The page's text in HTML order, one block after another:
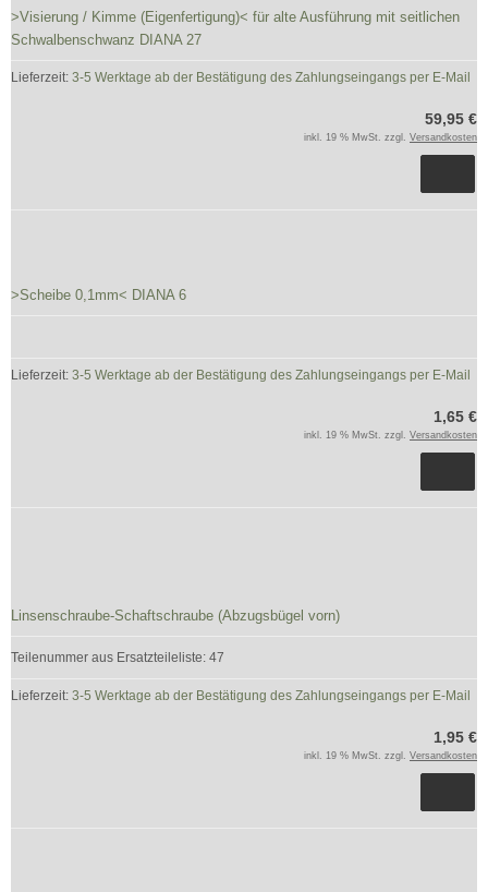
>Visierung / Kimme (Eigenfertigung)< für alte Ausführung mit seitlichen
Schwalbenschwanz DIANA 27
Lieferzeit: 3-5 Werktage ab der Bestätigung des Zahlungseingangs per E-Mail
59,95 €
inkl. 19 % MwSt. zzgl. Versandkosten
>Scheibe 0,1mm< DIANA 6
Lieferzeit: 3-5 Werktage ab der Bestätigung des Zahlungseingangs per E-Mail
1,65 €
inkl. 19 % MwSt. zzgl. Versandkosten
Linsenschraube-Schaftschraube (Abzugsbügel vorn)
Teilenummer aus Ersatzteileliste: 47
Lieferzeit: 3-5 Werktage ab der Bestätigung des Zahlungseingangs per E-Mail
1,95 €
inkl. 19 % MwSt. zzgl. Versandkosten